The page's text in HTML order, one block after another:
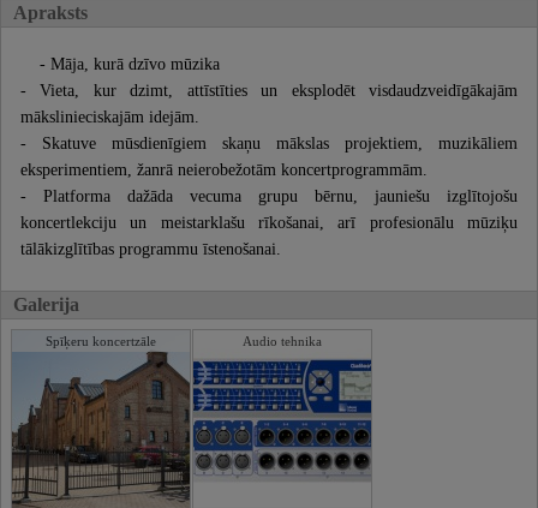
Apraksts
- Māja, kurā dzīvo mūzika
- Vieta, kur dzimt, attīstīties un eksplodēt visdaudzveidīgākajām
mākslinieciskajām idejām.
- Skatuve mūsdienīgiem skaņu mākslas projektiem, muzikāliem
eksperimentiem, žanrā neierobežotām koncertprogrammām.
- Platforma dažāda vecuma grupu bērnu, jauniešu izglītojošu
koncertlekciju un meistarklašu rīkošanai, arī profesionālu mūziķu
tālākizglītības programmu īstenošanai.
Galerija
Spīķeru koncertzāle Audio tehnika